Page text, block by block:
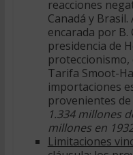
reacciones
Canadá y
encarada por B.
presidencia de
Tarifa Smoot-
importaciones
provenientes
1.334 millones
millones en
Limitaciones